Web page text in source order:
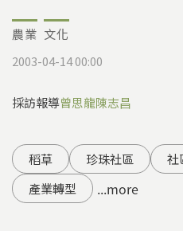
農業 文化
2003-04-14 00:00
採訪報導曾思龍陳志昌
稻草 珍珠社區 社
產業轉型
...more